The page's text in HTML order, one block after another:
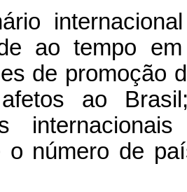
ao tempo
de promoção
ao
o número de